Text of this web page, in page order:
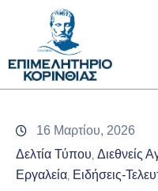
Επιμελητήριο
Υπηρεσίες
Προγράμματα
16 Μαρτίου, 2026
Δελτία Τύπου Διεθνείς
Εργαλεία Ειδήσεις-